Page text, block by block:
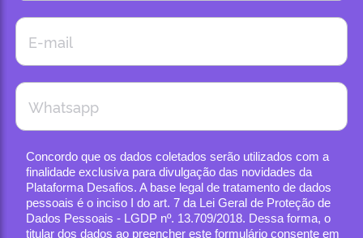
Concordo que os dados coletados serão utilizados com a
finalidade exclusiva para divulgação das novidades da
Plataforma Desafios. A base legal de tratamento de dados
pessoais é o inciso I do art. 7 da Lei Geral de Proteção de
Dados Pessoais - LGDP nº. 13.709/2018. Dessa forma, o
titular dos dados ao preencher este formulário consente em